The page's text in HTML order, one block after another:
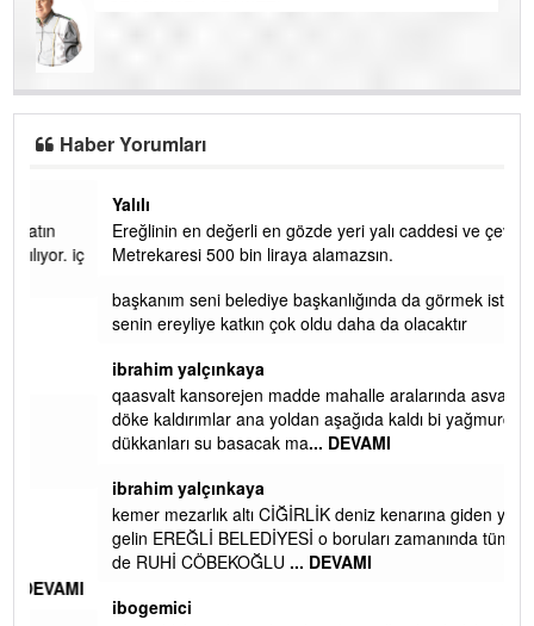
Uzman Klinik Psikolog Erkan EZERÇE
SEVGİ ASLA YETMEZ!
Yalılı
Ereğlinin en değerli en gözde yeri yalı caddesi ve çevresidir.
başkanım seni belediye başkanlığında da görmek isteriz
ibrahim yalçınkaya
qaasvalt kansorejen madde mahalle aralarında asvalt döke
döke kaldırımlar ana yoldan aşağıda kaldı bi yağmurda
ibrahim yalçınkaya
kemer mezarlık altı CİĞİRLİK deniz kenarına giden yola
gelin EREĞLİ BELEDİYESİ o boruları zamanında tüm ereğli
de RUHİ CÖBEKOĞLU